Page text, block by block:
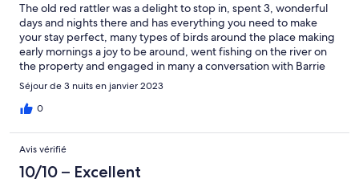
The old red rattler was a delight to stop in, spent 3, wonderful
days and nights there and has everything you need to make
your stay perfect, many types of birds around the place making
early mornings a joy to be around, went fishing on the river on
the property and engaged in many a conversation with Barrie
the owner and is a fellow brummie ( uk ),. Highly recommended
this place and only a few km from the border with many a day
trip around..
Séjour de 3 nuits en janvier 2023
0
Avis vérifié
10/10 – Excellent